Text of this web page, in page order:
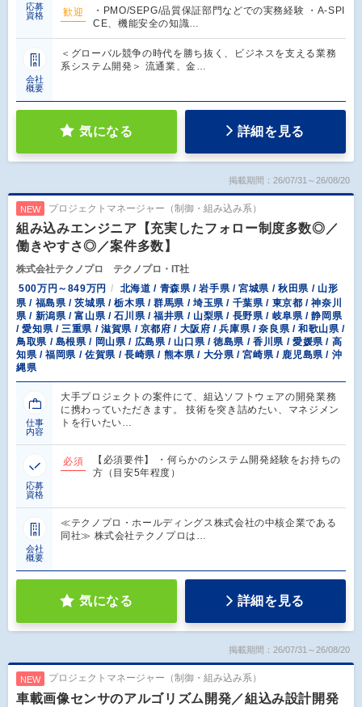
応募
資格
歓迎
・PMO/SEPG/品質保証部門などでの実務経験 ・A-SPI
CE、機能安全の知識…
会社
概要
＜グローバル競争の時代を勝ち抜く、ビジネスを支える業務
系システム開発＞ 流通業、金…
気になる 詳細を見る
掲載期間：26/07/31～26/08/20
NEW プロジェクトマネージャー（制御・組み込み系）
組み込みエンジニア【充実したフォロー制度多数◎／
働きやすさ◎／案件多数】
株式会社テクノプロ テクノプロ・IT社
500万円～849万円
北海道 / 青森県 / 岩手県 / 宮城県 / 秋田県 / 山形
県 / 福島県 / 茨城県 / 栃木県 / 群馬県 / 埼玉県 / 千葉県 / 東京都 / 神奈川
県 / 新潟県 / 富山県 / 石川県 / 福井県 / 山梨県 / 長野県 / 岐阜県 / 静岡県
/ 愛知県 / 三重県 / 滋賀県 / 京都府 / 大阪府 / 兵庫県 / 奈良県 / 和歌山県 /
鳥取県 / 島根県 / 岡山県 / 広島県 / 山口県 / 徳島県 / 香川県 / 愛媛県 / 高
知県 / 福岡県 / 佐賀県 / 長崎県 / 熊本県 / 大分県 / 宮崎県 / 鹿児島県 / 沖
縄県
仕事
内容
大手プロジェクトの案件にて、組込ソフトウェアの開発業務
に携わっていただきます。 技術を突き詰めたい、マネジメン
トを行いたい…
応募
資格
必須
【必須要件】 ・何らかのシステム開発経験をお持ちの
方（目安5年程度）
会社
概要
≪テクノプロ・ホールディングス株式会社の中核企業である
同社≫ 株式会社テクノプロは…
気になる 詳細を見る
掲載期間：26/07/31～26/08/20
NEW プロジェクトマネージャー（制御・組み込み系）
車載画像センサのアルゴリズム開発／組込み設計開発